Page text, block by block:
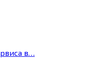
в…